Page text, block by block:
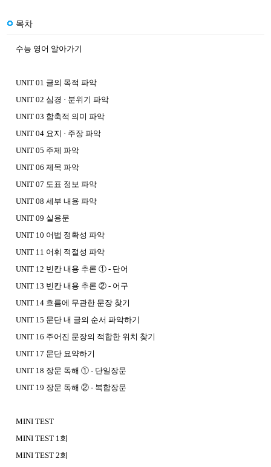
목차
수능 영어 알아가기
UNIT 01 글의 목적 파악
UNIT 02 심경 · 분위기 파악
UNIT 03 함축적 의미 파악
UNIT 04 요지 · 주장 파악
UNIT 05 주제 파악
UNIT 06 제목 파악
UNIT 07 도표 정보 파악
UNIT 08 세부 내용 파악
UNIT 09 실용문
UNIT 10 어법 정확성 파악
UNIT 11 어휘 적절성 파악
UNIT 12 빈칸 내용 추론 ① - 단어
UNIT 13 빈칸 내용 추론 ② - 어구
UNIT 14 흐름에 무관한 문장 찾기
UNIT 15 문단 내 글의 순서 파악하기
UNIT 16 주어진 문장의 적합한 위치 찾기
UNIT 17 문단 요약하기
UNIT 18 장문 독해 ① - 단일장문
UNIT 19 장문 독해 ② - 복합장문
MINI TEST
MINI TEST 1회
MINI TEST 2회